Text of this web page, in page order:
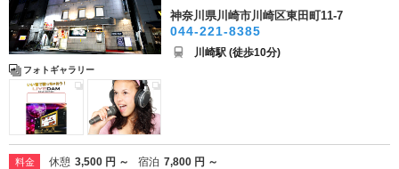
フォトギャラリー
神奈川県川崎市川崎区東田町11-7
044-221-8385
川崎駅 (徒歩10分)
料金 休憩 3,500 円 ～ 宿泊 7,800 円 ～